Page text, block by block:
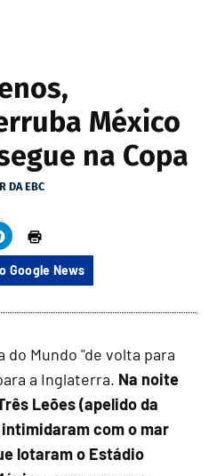
México
na Copa
DA EBC
Google News
do Mundo "de volta para
a Inglaterra. Na noite
Leões (apelido da
com o mar
lotaram o Estádio